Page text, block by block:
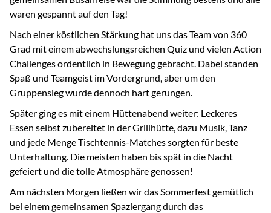
waren gespannt auf den Tag!
Nach einer köstlichen Stärkung hat uns das Team von 360
Grad mit einem abwechslungsreichen Quiz und vielen Action
Challenges ordentlich in Bewegung gebracht. Dabei standen
Spaß und Teamgeist im Vordergrund, aber um den
Gruppensieg wurde dennoch hart gerungen.
Später ging es mit einem Hüttenabend weiter: Leckeres
Essen selbst zubereitet in der Grillhütte, dazu Musik, Tanz
und jede Menge Tischtennis-Matches sorgten für beste
Unterhaltung. Die meisten haben bis spät in die Nacht
gefeiert und die tolle Atmosphäre genossen!
Am nächsten Morgen ließen wir das Sommerfest gemütlich
bei einem gemeinsamen Spaziergang durch das